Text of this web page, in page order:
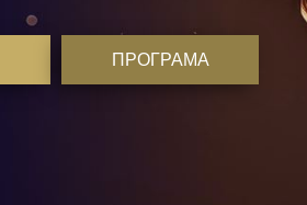
ПРОГРАМА